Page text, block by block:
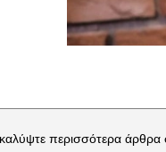
περισσότερα άρθρα